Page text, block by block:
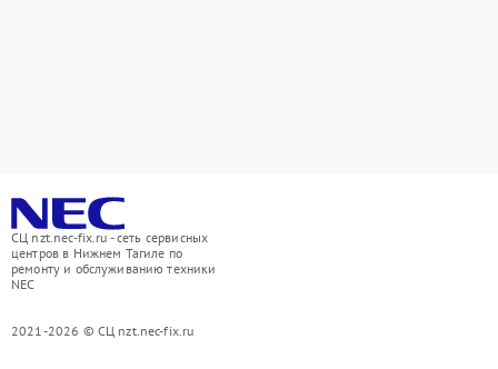
СЦ nzt.nec-fix.ru - сеть сервисных
центров в Нижнем Тагиле по
ремонту и обслуживанию техники
NEC
2021-2026 © СЦ nzt.nec-fix.ru